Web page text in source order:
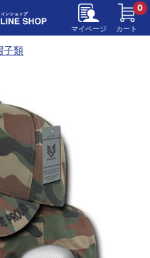
マイページ カート
0
子類